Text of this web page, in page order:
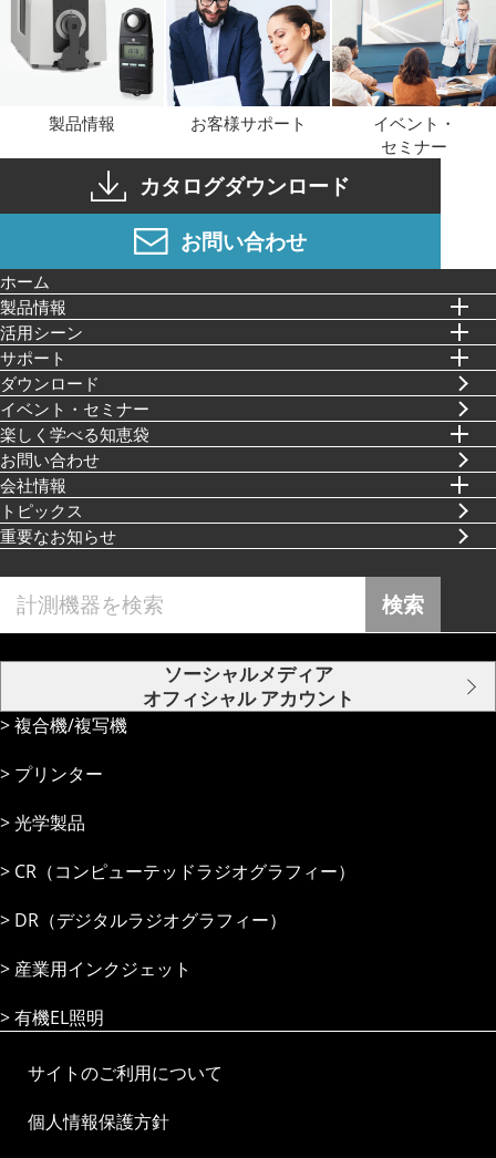
製品情報 お客様サポート
イベント・
セミナー
カタログダウンロード
お問い合わせ
ホーム
製品情報
活⽤シーン
イベント・セミナー
楽しく学べる知恵袋
サポート
お問い合わせ
ダウンロード
会社情報
トピックス
重要なお知らせ
検索
ソーシャルメディア
オフィシャル アカウント
複合機/複写機
プリンター
光学製品
CR（コンピューテッドラジオグラフィー）
DR（デジタルラジオグラフィー）
産業⽤インクジェット
有機EL照明
サイトのご利用について
個人情報保護方針